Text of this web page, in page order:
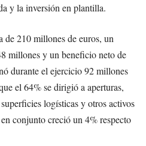
y la inversión en plantilla.
210 millones de euros, un
millones y un beneficio neto de
durante el ejercicio 92 millones
el 64% se dirigió a aperturas,
logísticas y otros activos
conjunto creció un 4% respecto